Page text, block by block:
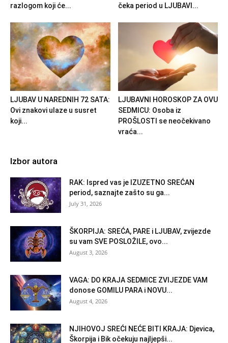
razlogom koji će...
čeka period u LJUBAVI...
LJUBAV U NAREDNIH 72 SATA:
Ovi znakovi ulaze u susret
koji...
LJUBAVNI HOROSKOP ZA OVU
SEDMICU: Osoba iz
PROŠLOSTI se neočekivano
vraća...
Izbor autora
RAK: Ispred vas je IZUZETNO SREĆAN
period, saznajte zašto su ga...
July 31, 2026
ŠKORPIJA: SREĆA, PARE i LJUBAV, zvijezde
su vam SVE POSLOŽILE, ovo...
August 3, 2026
VAGA: DO KRAJA SEDMICE ZVIJEZDE VAM
donose GOMILU PARA i NOVU...
August 4, 2026
NJIHOVOJ SREĆI NEĆE BITI KRAJA: Djevica,
Škorpija i Bik očekuju najljepši...